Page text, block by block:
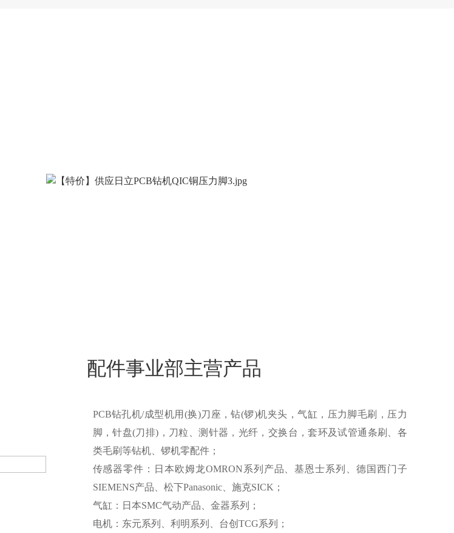
配件事业部主营产品
PCB钻孔机/成型机用(换)刀座，钻(锣)机夹头，气缸，压力脚毛刷，压力
脚，针盘(刀排)，刀粒、测针器，光纤，交换台，套环及试管通条刷、各
类毛刷等钻机、锣机零配件；
传感器零件：日本欧姆龙OMRON系列产品、基恩士系列、德国西门子
SIEMENS产品、松下Panasonic、施克SICK；
气缸：日本SMC气动产品、金器系列；
电机：东元系列、利明系列、台创TCG系列；